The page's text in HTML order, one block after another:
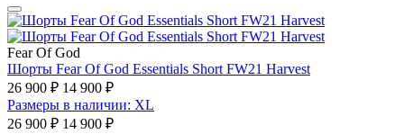
Fear Of God
Шорты Fear Of God Essentials Short FW21 Harvest
26 900 ₽ 14 900 ₽
Размеры в наличии: XL
26 900 ₽ 14 900 ₽